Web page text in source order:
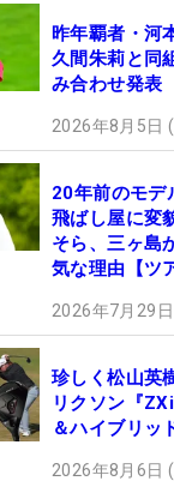
昨年覇者・河
久間朱莉と同
み合わせ発表
2026年8月5日
20年前のモ
飛ばし屋に変
そら、三ヶ島
気な理由【ツ
2026年7月29
珍しく松山英
リクソン『
＆ハイブリッ
2026年8月6日